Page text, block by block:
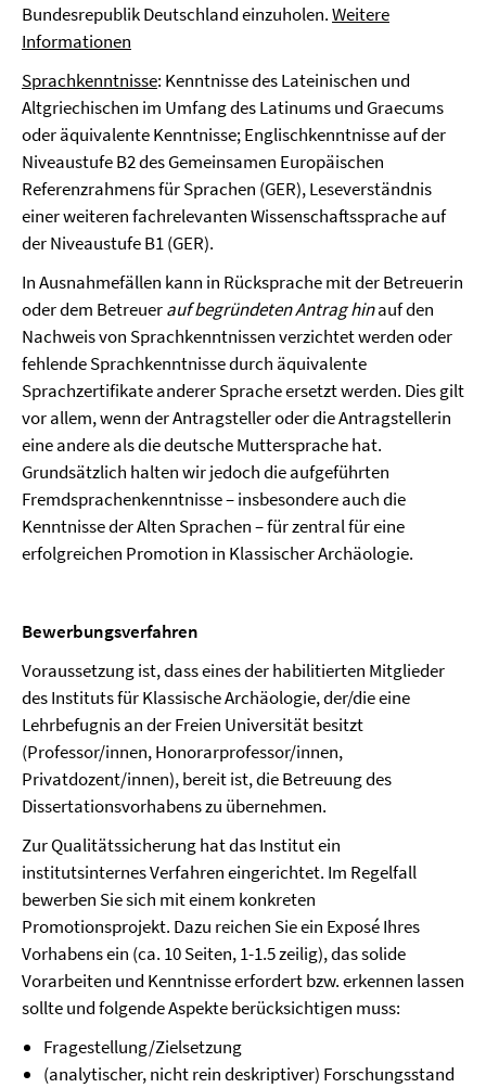
Bundesrepublik Deutschland einzuholen.Weitere
Informationen
­Sprachkenntnisse: Kenntnisse des Lateinischen und
Altgriechischen im Umfang des Latinums und Graecums
oder äquivalente Kenntnisse; Englischkenntnisse auf der
Niveaustufe B2 des Gemeinsamen Europäischen
Referenzrahmens für Sprachen (GER), Leseverständnis
einer weiteren fachrelevanten Wissenschaftssprache auf
der Niveaustufe B1 (GER).
In Ausnahmefällen kann in Rücksprache mit der Betreuerin
oder dem Betreuerauf begründeten Antrag hinauf den
Nachweis von Sprachkenntnissen verzichtet werden oder
fehlende Sprachkenntnisse durch äquivalente
Sprachzertifikate anderer Sprache ersetzt werden. Dies gilt
vor allem, wenn der Antragsteller oder die Antragstellerin
eine andere als die deutsche Muttersprache hat.
Grundsätzlich halten wir jedoch die aufgeführten
Fremdsprachenkenntnisse – insbesondere auch die
Kenntnisse der Alten Sprachen – für zentral für eine
erfolgreichen Promotion in Klassischer Archäologie.
Bewerbungsverfahren
Voraussetzung ist, dass eines der habilitierten Mitglieder
des Instituts für Klassische Archäologie, der/die eine
Lehrbefugnis an der Freien Universität besitzt
(Professor/innen, Honorarprofessor/innen,
Privatdozent/innen), bereit ist, die Betreuung des
Dissertationsvorhabens zu übernehmen.
Zur Qualitätssicherung hat das Institut ein
institutsinternes Verfahren eingerichtet. Im Regelfall
bewerben Sie sich mit einem konkreten
Promotionsprojekt. Dazu reichen Sie ein Exposé Ihres
Vorhabens ein (ca. 10 Seiten, 1-1.5 zeilig), das solide
Vorarbeiten und Kenntnisse erfordert bzw. erkennen lassen
sollte und folgende Aspekte berücksichtigen muss:
Fragestellung/Zielsetzung
(analytischer, nicht rein deskriptiver) Forschungsstand